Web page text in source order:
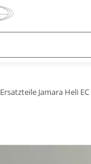
Ersatzteile Jamara Heli